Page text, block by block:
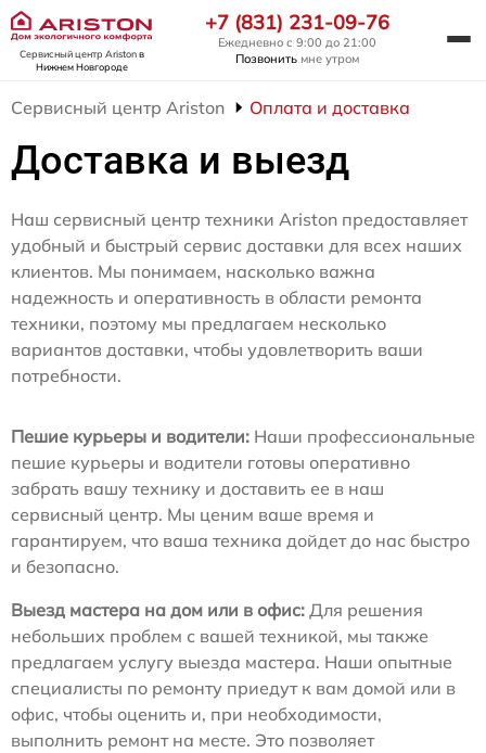
Сервисный центр Aristonв
Нижнем Новгороде
+7 (831) 231-09-76
Ежедневно с 9:00 до 21:00
Позвонить мне утром
Сервисный центр Ariston Оплата и доставка
Доставка и выезд
Наш сервисный центр техники Ariston предоставляет
удобный и быстрый сервис доставки для всех наших
клиентов. Мы понимаем, насколько важна
надежность и оперативность в области ремонта
техники, поэтому мы предлагаем несколько
вариантов доставки, чтобы удовлетворить ваши
потребности.
Пешие курьеры и водители: Наши профессиональные
пешие курьеры и водители готовы оперативно
забрать вашу технику и доставить ее в наш
сервисный центр. Мы ценим ваше время и
гарантируем, что ваша техника дойдет до нас быстро
и безопасно.
Выезд мастера на дом или в офис: Для решения
небольших проблем с вашей техникой, мы также
предлагаем услугу выезда мастера. Наши опытные
специалисты по ремонту приедут к вам домой или в
офис, чтобы оценить и, при необходимости,
выполнить ремонт на месте. Это позволяет